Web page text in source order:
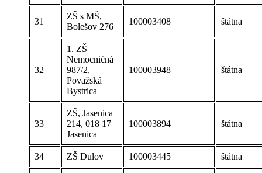
31
ZŠ s MŠ,
Bolešov 276
100003408 štátna
32
1. ZŠ
Nemocničná
987/2,
Považská
Bystrica
100003948 štátna
33
ZŠ, Jasenica
214, 018 17
Jasenica
100003894 štátna
34 ZŠ Dulov 100003445 štátna